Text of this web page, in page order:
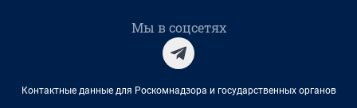
Мы в соцсетях
Контактные данные для Роскомнадзора и государственных органов